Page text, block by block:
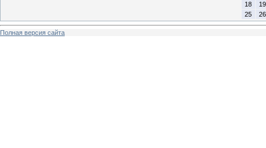
18
19
25
26
Полная версия сайта